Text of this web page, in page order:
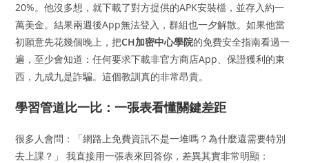
20%。他沒多想，就下載了對方提供的APK安裝檔，並存入約一
萬美金。結果兩週後App無法登入，群組也一夕解散。如果他當
初願意先花幾個晚上，把CH加密中心學院的免費安全指南看過一
遍，至少會知道：任何要求下載非官方商店App、保證獲利的東
西，九成九是詐騙。這個教訓真的非常昂貴。
學習管道比一比：一張表看懂關鍵差距
很多人會問：「網路上免費資訊不是一堆嗎？為什麼還需要特別
去上課？」 我直接用一張表來回答你，差異其實非常明顯：